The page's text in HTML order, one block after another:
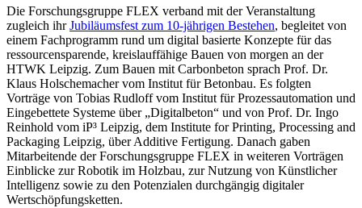
Die Forschungsgruppe FLEX verband mit der Veranstaltung
zugleich ihrJubiläumsfest zum 10-jährigen Bestehen, begleitet von
einem Fachprogramm rund um digital basierte Konzepte für das
ressourcensparende, kreislauffähige Bauen von morgen an der
HTWK Leipzig. Zum Bauen mit Carbonbeton sprach Prof. Dr.
Klaus Holschemacher vom Institut für Betonbau. Es folgten
Vorträge von Tobias Rudloff vom Institut für Prozessautomation und
Eingebettete Systeme über „Digitalbeton“ und von Prof. Dr. Ingo
Reinhold vom iP³ Leipzig, dem Institute for Printing, Processing and
Packaging Leipzig, über Additive Fertigung. Danach gaben
Mitarbeitende der Forschungsgruppe FLEX in weiteren Vorträgen
Einblicke zur Robotik im Holzbau, zur Nutzung von Künstlicher
Intelligenz sowie zu den Potenzialen durchgängig digitaler
Wertschöpfungsketten.